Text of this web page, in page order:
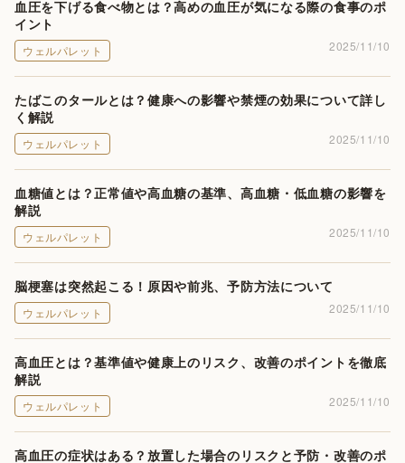
血圧を下げる食べ物とは？高めの血圧が気になる際の食事のポ
イント
ウェルパレット 2025/11/10
たばこのタールとは？健康への影響や禁煙の効果について詳し
く解説
ウェルパレット 2025/11/10
血糖値とは？正常値や高血糖の基準、高血糖・低血糖の影響を
解説
ウェルパレット 2025/11/10
脳梗塞は突然起こる！原因や前兆、予防方法について
ウェルパレット 2025/11/10
高血圧とは？基準値や健康上のリスク、改善のポイントを徹底
解説
ウェルパレット 2025/11/10
高血圧の症状はある？放置した場合のリスクと予防・改善のポ